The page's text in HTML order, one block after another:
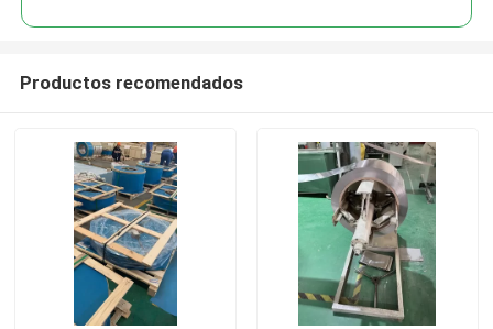
Hogar
Productos recomendados